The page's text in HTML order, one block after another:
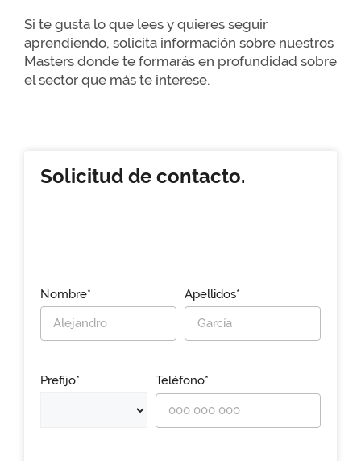
Si te gusta lo que lees y quieres seguir
aprendiendo, solicita información sobre nuestros
Masters donde te formarás en profundidad sobre
el sector que más te interese.
Solicitud de contacto.
Nombre* Apellidos*
Prefijo* Teléfono*